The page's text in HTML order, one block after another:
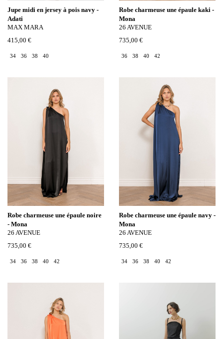
Jupe midi en jersey à pois navy -
Adati
MAX MARA
415,00 €
34 36 38 40
Robe charmeuse une épaule kaki -
Mona
26 AVENUE
735,00 €
36 38 40 42
Robe charmeuse une épaule noire
- Mona
26 AVENUE
735,00 €
34 36 38 40 42
Robe charmeuse une épaule navy -
Mona
26 AVENUE
735,00 €
34 36 38 40 42